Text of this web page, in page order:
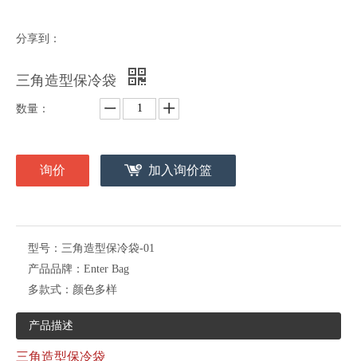
分享到：
三角造型保冷袋
数量：
询价 加入询价篮
型号： 三角造型保冷袋-01
产品品牌： Enter Bag
多款式： 颜色多样
产品描述
三角造型保冷袋